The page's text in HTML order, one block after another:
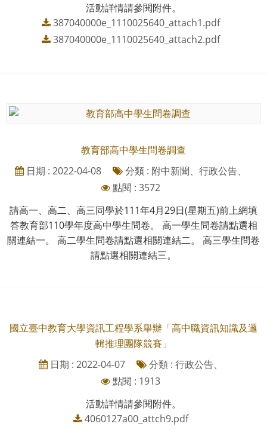
活動詳情請參閱附件。
387040000e_1110025640_attach1.pdf
387040000e_1110025640_attach2.pdf
教育部高中學生問卷調查
日期 : 2022-04-08
分類 : 附中新聞、行政公告、
點閱 : 3572
請高一、高二、高三同學於111年4月29日(星期五)前上網填
答教育部110學年度高中學生問卷。 高一學生問卷請點選相
關連結一。 高二學生問卷請點選相關連結二。 高三學生問卷
請點選相關連結三。
國立臺中教育大學資訊工程學系舉辦「高中職資訊知識及邏
輯推理團隊競賽」
日期 : 2022-04-07
分類 : 行政公告、
點閱 : 1913
活動詳情請參閱附件。
4060127a00_attch9.pdf